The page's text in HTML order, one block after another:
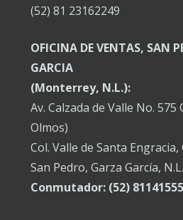
(52) 81 23162249
OFICINA DE VENTAS, SAN
GARCIA
(Monterrey, N.L.):
Av. Calzada de Valle No. 575
Olmos)
Col. Valle de Santa Engracia,
San Pedro, Garza García, N.L.
Conmutador: (52)